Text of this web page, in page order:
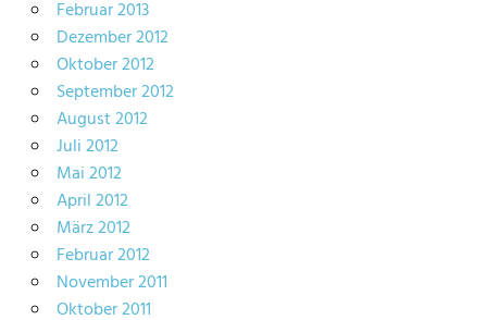
Februar 2013
Dezember 2012
Oktober 2012
September 2012
August 2012
Juli 2012
Mai 2012
April 2012
März 2012
Februar 2012
November 2011
Oktober 2011